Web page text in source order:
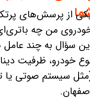
از پرسش‌های
من چه
سؤال به چند عامل
خودرو، ظرفیت
سیستم صوتی یا